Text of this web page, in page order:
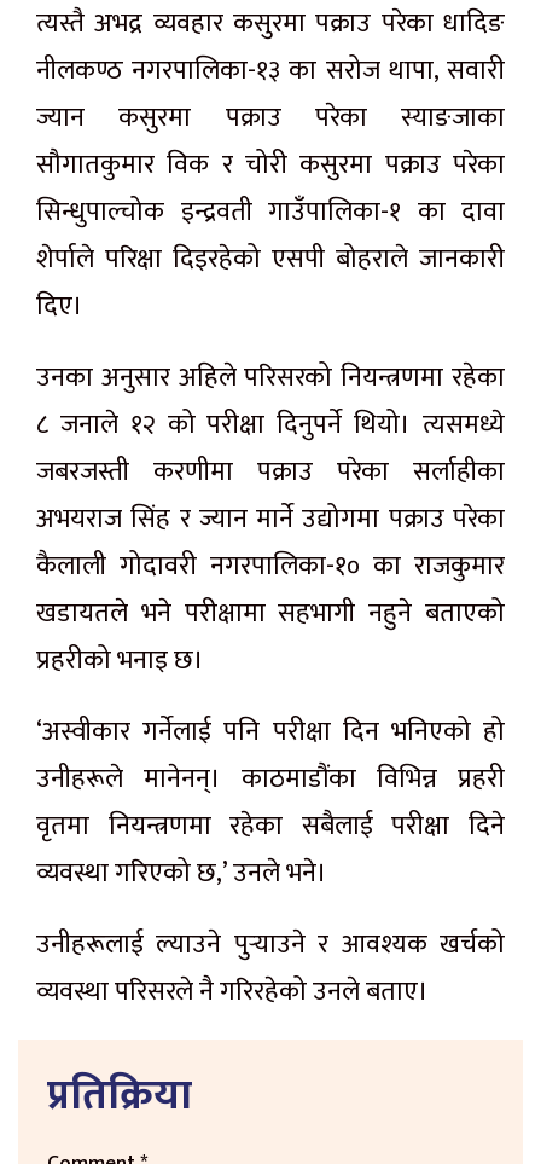
त्यस्तै अभद्र व्यवहार कसुरमा पक्राउ परेका धादिङ
नीलकण्ठ नगरपालिका-१३ का सरोज थापा, सवारी
ज्यान कसुरमा पक्राउ परेका स्याङजाका
सौगातकुमार विक र चोरी कसुरमा पक्राउ परेका
सिन्धुपाल्चोक इन्द्रवती गाउँपालिका-१ का दावा
शेर्पाले परिक्षा दिइरहेको एसपी बोहराले जानकारी
दिए।
उनका अनुसार अहिले परिसरको नियन्त्रणमा रहेका
८ जनाले १२ को परीक्षा दिनुपर्ने थियो। त्यसमध्ये
जबरजस्ती करणीमा पक्राउ परेका सर्लाहीका
अभयराज सिंह र ज्यान मार्ने उद्योगमा पक्राउ परेका
कैलाली गोदावरी नगरपालिका-१० का राजकुमार
खडायतले भने परीक्षामा सहभागी नहुने बताएको
प्रहरीको भनाइ छ।
‘अस्वीकार गर्नेलाई पनि परीक्षा दिन भनिएको हो
उनीहरूले मानेनन्। काठमाडौंका विभिन्न प्रहरी
वृतमा नियन्त्रणमा रहेका सबैलाई परीक्षा दिने
व्यवस्था गरिएको छ,’ उनले भने।
उनीहरूलाई ल्याउने पुर्‍याउने र आवश्यक खर्चको
व्यवस्था परिसरले नै गरिरहेको उनले बताए।
प्रतिक्रिया